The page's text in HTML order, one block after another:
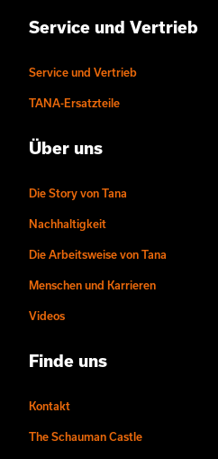
Service und Vertrieb
Service und Vertrieb
TANA-Ersatzteile
Über uns
Die Story von Tana
Nachhaltigkeit
Die Arbeitsweise von Tana
Menschen und Karrieren
Videos
Finde uns
Kontakt
The Schauman Castle